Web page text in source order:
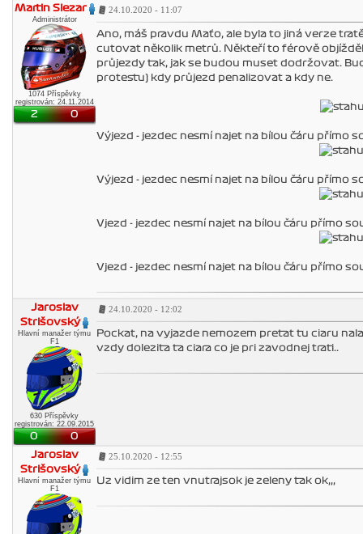
Martin Slezar
Administrátor
1074 Příspěvky
registrován: 24.11.2014
2 0
24.10.2020 - 11:07
Ano, máš pravdu Maťo, ale byla to jiná verze
cutovat několik metrů. Někteří to férově
průjezdy tak, jak se budou muset dodržovat.
protestu) kdy průjezd penalizovat a kdy ne.
Výjezd - jezdec nesmí najet na bílou čáru přímo
Výjezd - jezdec nesmí najet na bílou čáru přímo
Vjezd - jezdec nesmí najet na bílou čáru přímo
Vjezd - jezdec nesmí najet na bílou čáru přímo
Jaroslav
Strišovský
Hlavní manažer týmu
F1
630 Příspěvky
registrován: 22.09.2015
0 0
24.10.2020 - 12:02
Pockat, na vyjazde nemozem pretat tu ciaru
vzdy dolezita ta ciara co je pri zavodnej trati..
Jaroslav
Strišovský
Hlavní manažer týmu
F1
25.10.2020 - 12:55
Uz vidim ze ten vnutrajsok je zeleny tak ok,,,